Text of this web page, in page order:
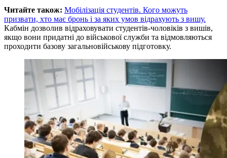
Читайте також: Мобілізація студентів. Кого можуть
призвати, хто має бронь і за яких умов відрахують з вишу.
Кабмін дозволив відраховувати студентів-чоловіків з вишів,
якщо вони придатні до військової служби та відмовляються
проходити базову загальновійськову підготовку.